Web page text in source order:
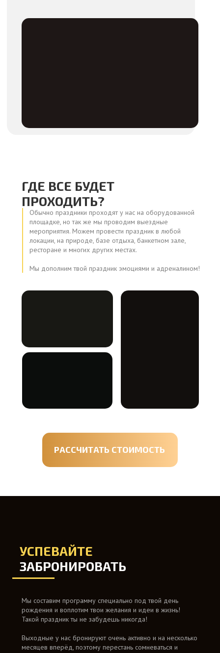
РАССЧИТАТЬ СТОИМОСТЬ
Обычно праздники проходят у нас на оборудованной
площадке, но так же мы проводим выездные
мероприятия. Можем провести праздник в любой
локации, на природе, базе отдыха, банкетном зале,
ресторане и многих других местах.
Мы дополним твой праздник эмоциями и адреналином!
ГДЕ ВСЕ БУДЕТ
ПРОХОДИТЬ?
Мы составим программу специально под твой день
рождения и воплотим твои желания и идеи в жизнь!
Такой праздник ты не забудешь никогда!
Выходные у нас бронируют очень активно и на несколько
месяцев вперёд, поэтому перестань сомневаться и
УСПЕВАЙТЕ
ЗАБРОНИРОВАТЬ